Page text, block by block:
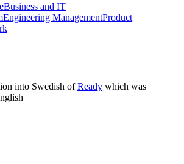
Business and IT
Engineering ManagementProduct
into Swedish ofReady which was